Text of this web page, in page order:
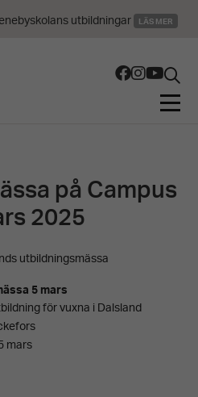
på Campus
2025
utbildningsmässa
5 mars
för vuxna i Dalsland
mars
utbildningar LÄS MER